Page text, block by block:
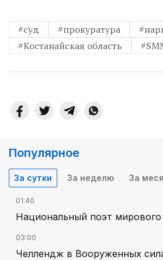
#суд #прокуратура
#Костанайская область
Популярное
За сутки За неделю За
01:40
Национальный поэт
03:00
Челлендж в Вооруженных